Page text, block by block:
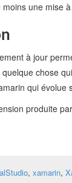
une mise
à jour
chose
qui évolue
produite
, xamarin,